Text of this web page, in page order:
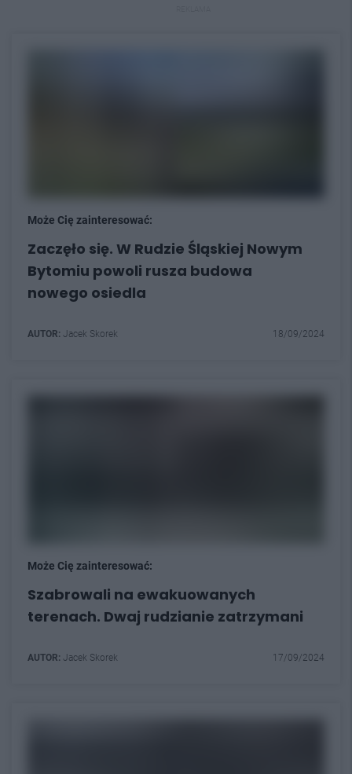
Może Cię zainteresować:
Zaczęło się. W Rudzie Śląskiej Nowym
Bytomiu powoli rusza budowa
nowego osiedla
AUTOR: Jacek Skorek 18/09/2024
Może Cię zainteresować:
Szabrowali na ewakuowanych
terenach. Dwaj rudzianie zatrzymani
AUTOR: Jacek Skorek 17/09/2024